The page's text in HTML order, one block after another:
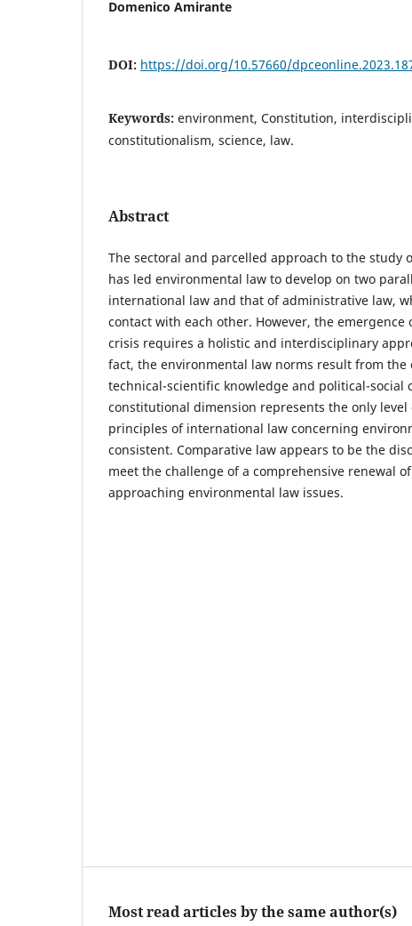
Domenico Amirante
DOI: https://doi.org/10.57660/
Keywords: environment, Constitution,
constitutionalism, science, law.
Abstract
The sectoral and parcelled approach to the study
has led environmental law to develop on two
international law and that of administrative law,
contact with each other. However, the emergence
crisis requires a holistic and interdisciplinary
fact, the environmental law norms result from the
technical-scientific knowledge and political-social
constitutional dimension represents the only
principles of international law concerning
consistent. Comparative law appears to be the
meet the challenge of a comprehensive renewal
approaching environmental law issues.
Most read articles by the same author(s)